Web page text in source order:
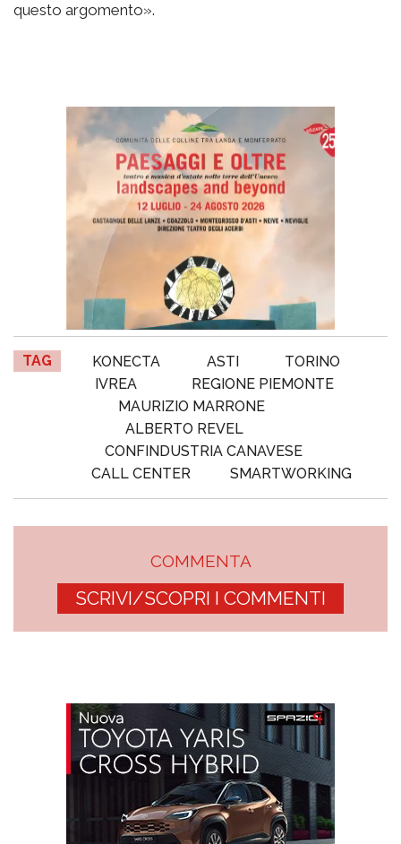
questo argomento».
TAG KONECTA ASTI
TORINO
IVREA
REGIONE PIEMONTE
MAURIZIO MARRONE
ALBERTO REVEL
CONFINDUSTRIA CANAVESE
CALL CENTER
SMARTWORKING
COMMENTA
SCRIVI/SCOPRI I COMMENTI